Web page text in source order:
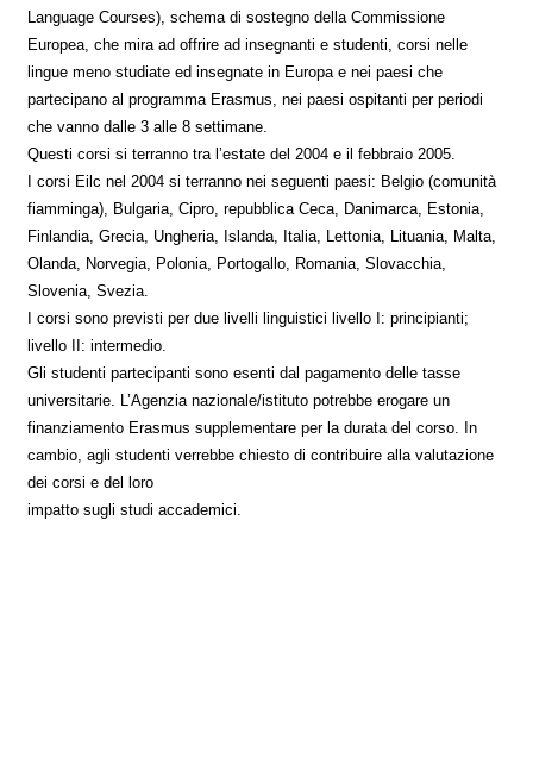
Language Courses), schema di sostegno della Commissione
Europea, che mira ad offrire ad insegnanti e studenti, corsi nelle
lingue meno studiate ed insegnate in Europa e nei paesi che
partecipano al programma Erasmus, nei paesi ospitanti per periodi
che vanno dalle 3 alle 8 settimane.
Questi corsi si terranno tra l’estate del 2004 e il febbraio 2005.
I corsi Eilc nel 2004 si terranno nei seguenti paesi: Belgio (comunità
fiamminga), Bulgaria, Cipro, repubblica Ceca, Danimarca, Estonia,
Finlandia, Grecia, Ungheria, Islanda, Italia, Lettonia, Lituania, Malta,
Olanda, Norvegia, Polonia, Portogallo, Romania, Slovacchia,
Slovenia, Svezia.
I corsi sono previsti per due livelli linguistici livello I: principianti;
livello II: intermedio.
Gli studenti partecipanti sono esenti dal pagamento delle tasse
universitarie. L’Agenzia nazionale/istituto potrebbe erogare un
finanziamento Erasmus supplementare per la durata del corso. In
cambio, agli studenti verrebbe chiesto di contribuire alla valutazione
dei corsi e del loro
impatto sugli studi accademici.